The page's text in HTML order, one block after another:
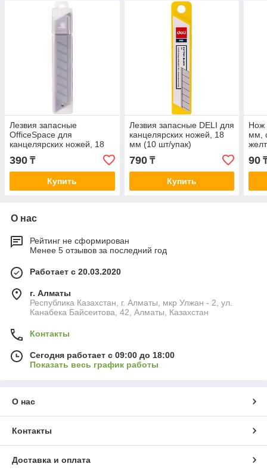
Лезвия запасные
OfficeSpace для
канцелярских ножей, 18
мм (10 шт/упак)
390 ₸
Купить
Лезвия запасные DELI для
канцелярских ножей, 18
мм (10 шт/упак)
790₸
Купить
Нож
мм,
90
О нас
Рейтинг не сформирован
Менее 5 отзывов за последний год
Работает с 20.03.2020
г. Алматы
Республика Казахстан, г. Алматы, мкр Улжан - 2, ул.
Канабека Байсеитова, 42, Алматы, Казахстан
Контакты
Сегодня работает с 09:00 до 18:00
Показать весь график работы
О нас
Контакты
Доставка и оплата